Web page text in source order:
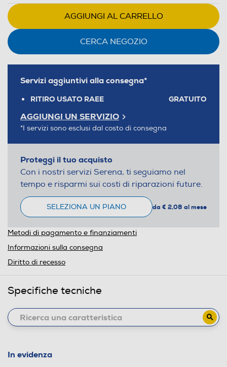
AGGIUNGI AL CARRELLO
CERCA NEGOZIO
Servizi aggiuntivi alla consegna*
RITIRO USATO RAEE GRATUITO
AGGIUNGI UN SERVIZIO
*I servizi sono esclusi dal costo di consegna
Proteggi il tuo acquisto
Con i nostri servizi Serena, ti seguiamo nel
tempo e risparmi sui costi di riparazioni future.
SELEZIONA UN PIANO da € 2,08 al mese
Metodi di pagamento e finanziamenti
Informazioni sulla consegna
Diritto di recesso
Specifiche tecniche
In evidenza